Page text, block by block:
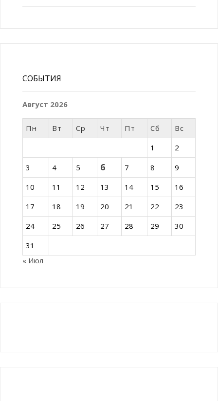
СОБЫТИЯ
Август 2026
Пн Вт Ср Чт Пт Сб
Вс
1
2
3 4 5 6 7 8
9
10
11 12 13 14 15
16
17
18 19 20 21 22
23
24
25 26 27 28 29
30
31
« Июл